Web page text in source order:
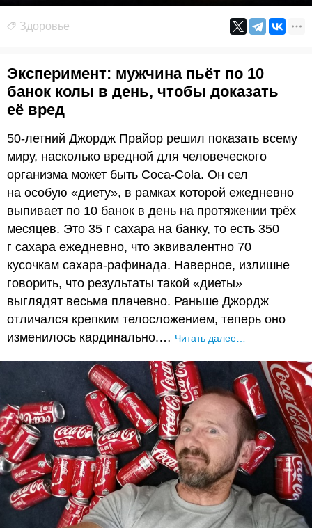
Здоровье
Эксперимент: мужчина пьёт по 10
банок колы в день, чтобы доказать
её вред
50-летний Джордж Прайор решил показать всему
миру, насколько вредной для человеческого
организма может быть Coca-Cola. Он сел
на особую «диету», в рамках которой ежедневно
выпивает по 10 банок в день на протяжении трёх
месяцев. Это 35 г сахара на банку, то есть 350
г сахара ежедневно, что эквивалентно 70
кусочкам сахара-рафинада. Наверное, излишне
говорить, что результаты такой «диеты»
выглядят весьма плачевно. Раньше Джордж
отличался крепким телосложением, теперь оно
изменилось кардинально.… Читать далее…